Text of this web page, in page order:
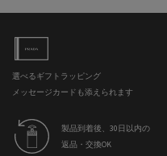
選べるギフトラッピング
メッセージカードも添えられます
製品到着後、30日以内の
返品・交換OK